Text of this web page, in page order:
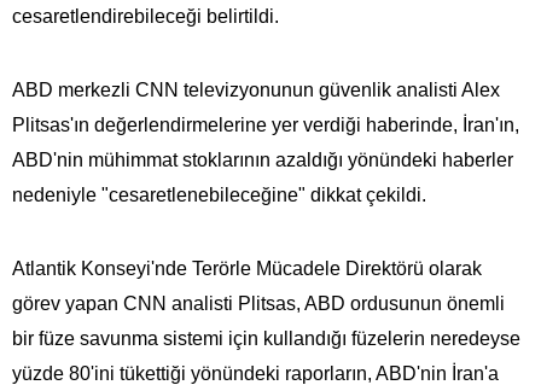
cesaretlendirebileceği belirtildi.
ABD merkezli CNN televizyonunun güvenlik analisti Alex
Plitsas'ın değerlendirmelerine yer verdiği haberinde, İran'ın,
ABD'nin mühimmat stoklarının azaldığı yönündeki haberler
nedeniyle "cesaretlenebileceğine" dikkat çekildi.
Atlantik Konseyi'nde Terörle Mücadele Direktörü olarak
görev yapan CNN analisti Plitsas, ABD ordusunun önemli
bir füze savunma sistemi için kullandığı füzelerin neredeyse
yüzde 80'ini tükettiği yönündeki raporların, ABD'nin İran'a